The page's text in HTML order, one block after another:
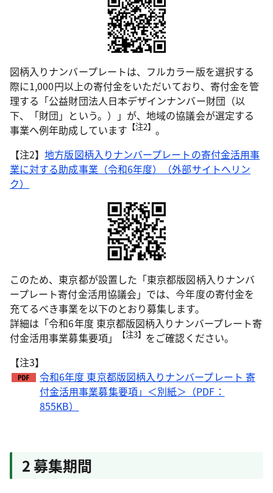
図柄入りナンバープレートは、フルカラー版を選択する
際に1,000円以上の寄付金をいただいており、寄付金を管
理する「公益財団法人日本デザインナンバー財団（以
下、「財団」という。）」が、地域の協議会が選定する
事業へ例年助成しています 【注2】 。
【注2】地方版図柄入りナンバープレートの寄付金活用事
業に対する助成事業（令和6年度）（外部サイトへリン
ク）
このため、東京都が設置した「東京都版図柄入りナンバ
ープレート寄付金活用協議会」では、今年度の寄付金を
充てるべき事業を以下のとおり募集します。
詳細は「令和6年度 東京都版図柄入りナンバープレート寄
付金活用事業募集要項」
【注3】 をご確認ください。
【注3】
令和6年度 東京都版図柄入りナンバープレート 寄
付金活用事業募集要項」＜別紙＞（PDF：
855KB）
2 募集期間